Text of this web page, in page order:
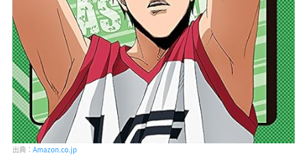
出典： Amazon.co.jp